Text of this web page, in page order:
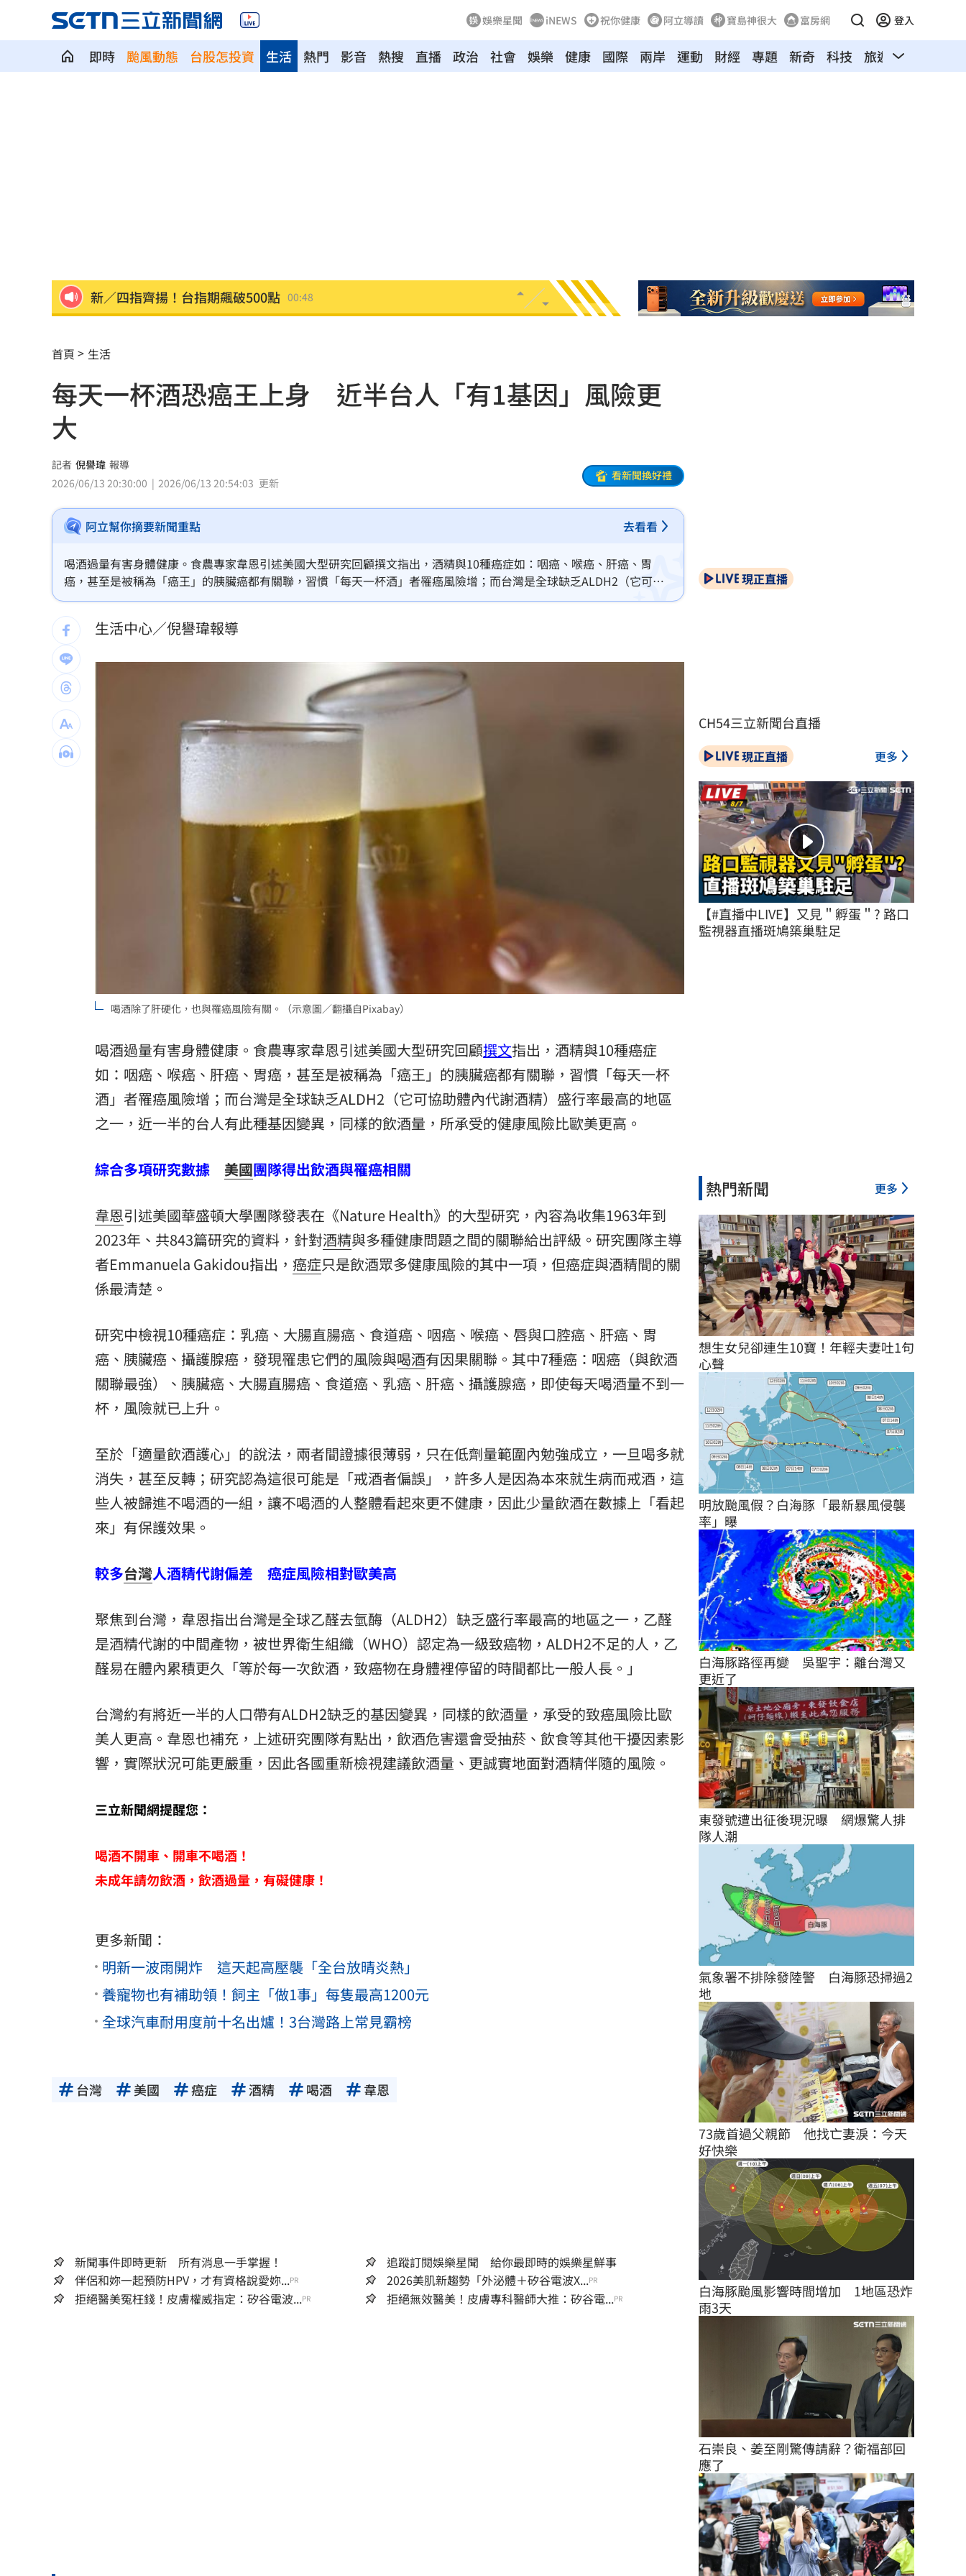
娛樂星聞 iNEWS 祝你健康 阿立導讀 寶島神很大 富房網 登入
即時 颱風動態 台股怎投資 熱門 影音 熱搜 直播 政治 社會 娛樂
生活 健康 國際 兩岸 運動 財經 專題 新奇 科技 旅遊 汽車
慈濟遭詐10.6億元！全款拿回解方曝
一張百萬太貴！他公開高價股買法：賺30萬 00:36
長尾獼猴失控狂襲居民！官方追查異常原因
伊波拉失控！專家憂病毒恐已突變 00:23
飲料空盒找嘸地方丟 騎車咬著遭攔查槓警
63歲章小蕙吐露心聲：後悔當年嫁給鍾鎮濤 00:22
白海豚颱風擺盪逼近！雨到「這時」才趨緩 00:19
最遺憾童年記憶空白 禹菡：當年真不懂事
連續2場安打！ 林安可掃二壘打貢獻1打點 23:59
歐洲避暑天堂失守！地中海熱到像溫泉 23:53
台灣彩券開獎直播中 20:31
商場戰國來臨 台中「頂奢大道」逐漸成形 12:00
台彩父親節推新刮刮樂千萬頭獎超「爸」氣 12:00
「拍片人的多重宇宙」職涯論壇9/12登場！
8國球員齊聚高雄 Formosa 7s掀足球熱潮 10:00
理想混蛋號召粉絲跨海追星吃美食！ 18:15
首頁 生活
每天一杯酒恐癌王上身 近半台人「有1基因」風險更
大
記者 倪譽瑋 報導
2026/06/13 20:30:00
2026/06/13 20:54:03 更新
看新聞換好禮
阿立幫你摘要新聞重點 去看看
喝酒過量有害身體健康。食農專家韋恩引述美國大型研究回顧撰文指出，酒精與10種癌症如：咽癌、喉癌、肝癌、胃
癌，甚至是被稱為「癌王」的胰臟癌都有關聯，習慣「每天一杯酒」者罹癌風險增；而台灣是全球缺乏ALDH2（它可協
助體內代謝酒精）盛行率最高的地區之一，近一半的台人有此種基因變異，同樣的飲酒量，所承受的健康風險比歐美更
高。
生活中心／倪譽瑋報導
喝酒除了肝硬化，也與罹癌風險有關。（示意圖／翻攝自Pixabay）
喝酒過量有害身體健康。食農專家韋恩引述美國大型研究回顧撰文指出，酒精與10種癌症
如：咽癌、喉癌、肝癌、胃癌，甚至是被稱為「癌王」的胰臟癌都有關聯，習慣「每天一杯
酒」者罹癌風險增；而台灣是全球缺乏ALDH2（它可協助體內代謝酒精）盛行率最高的地區
之一，近一半的台人有此種基因變異，同樣的飲酒量，所承受的健康風險比歐美更高。
綜合多項研究數據 美國團隊得出飲酒與罹癌相關
韋恩引述美國華盛頓大學團隊發表在《Nature Health》的大型研究，內容為收集1963年到
2023年、共843篇研究的資料，針對酒精與多種健康問題之間的關聯給出評級。研究團隊主導
者Emmanuela Gakidou指出， 癌症只是飲酒眾多健康風險的其中一項，但癌症與酒精間的關
係最清楚。
研究中檢視10種癌症：乳癌、大腸直腸癌、食道癌、咽癌、喉癌、唇與口腔癌、肝癌、胃
癌、胰臟癌、攝護腺癌，發現罹患它們的風險與喝酒有因果關聯。其中7種癌：咽癌（與飲酒
關聯最強）、胰臟癌、大腸直腸癌、食道癌、乳癌、肝癌、攝護腺癌，即使每天喝酒量不到一
杯，風險就已上升。
至於「適量飲酒護心」的說法，兩者間證據很薄弱，只在低劑量範圍內勉強成立，一旦喝多就
消失，甚至反轉；研究認為這很可能是「戒酒者偏誤」，許多人是因為本來就生病而戒酒，這
些人被歸進不喝酒的一組，讓不喝酒的人整體看起來更不健康，因此少量飲酒在數據上「看起
來」有保護效果。
較多台灣人酒精代謝偏差 癌症風險相對歐美高
聚焦到台灣，韋恩指出台灣是全球乙醛去氫酶（ALDH2）缺乏盛行率最高的地區之一，乙醛
是酒精代謝的中間產物，被世界衛生組織（WHO）認定為一級致癌物，ALDH2不足的人，乙
醛易在體內累積更久「等於每一次飲酒，致癌物在身體裡停留的時間都比一般人長。」
台灣約有將近一半的人口帶有ALDH2缺乏的基因變異，同樣的飲酒量，承受的致癌風險比歐
美人更高。韋恩也補充，上述研究團隊有點出，飲酒危害還會受抽菸、飲食等其他干擾因素影
響，實際狀況可能更嚴重，因此各國重新檢視建議飲酒量、更誠實地面對酒精伴隨的風險。
三立新聞網提醒您：
喝酒不開車、開車不喝酒！
未成年請勿飲酒，飲酒過量，有礙健康！
更多新聞：
明新一波雨開炸 這天起高壓襲「全台放晴炎熱」
養寵物也有補助領！飼主「做1事」每隻最高1200元
全球汽車耐用度前十名出爐！3台灣路上常見霸榜
台灣 美國 癌症 酒精 喝酒 韋恩
新聞事件即時更新 所有消息一手掌握！
追蹤訂閱娛樂星聞 給你最即時的娛樂星鮮事
伴侶和妳一起預防HPV，才有資格說愛妳...PR 2026美肌新趨勢「外泌體＋矽谷電波X...PR
拒絕醫美冤枉錢！皮膚權威指定：矽谷電波...PR 拒絕無效醫美！皮膚專科醫師大推：矽谷電...PR
現正直播
CH54三立新聞台直播
現正直播 更多
【#直播中LIVE】又見＂孵蛋＂? 路口
監視器直播斑鳩築巢駐足
熱門新聞 更多
想生女兒卻連生10寶！年輕夫妻吐1句
心聲
明放颱風假？白海豚「最新暴風侵襲
率」曝
白海豚路徑再變　吳聖宇：離台灣又
更近了
東發號遭出征後現況曝　網爆驚人排
隊人潮
氣象署不排除發陸警　白海豚恐掃過2
地
73歲首過父親節　他找亡妻淚：今天
好快樂
白海豚颱風影響時間增加　1地區恐炸
雨3天
石崇良、姜至剛驚傳請辭？衛福部回
應了